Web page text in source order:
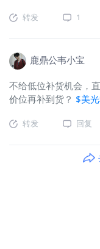
转发 1
鹿鼎公韦小宝
不给低位补货机会，
价位再补到货？ $美
转发 回复